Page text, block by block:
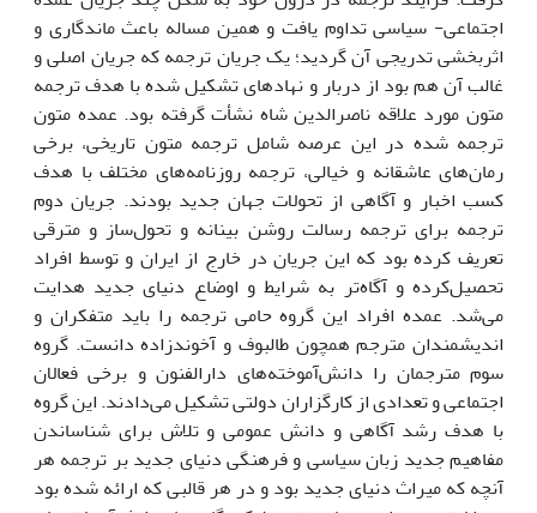
اجتماعی- سیاسی تداوم یافت و همین مساله باعث ماندگاری و
اثربخشی تدریجی آن گردید؛ یک جریان ترجمه که جریان اصلی و
غالب آن هم بود از دربار و نهادهای تشکیل شده با هدف ترجمه
متون مورد علاقه ناصرالدین شاه نشأت گرفته بود. عمده متون
ترجمه شده در این عرصه شامل ترجمه­ متون تاریخی، برخی
رمان‌های عاشقانه و خیالی، ترجمه روزنامه‌های مختلف با هدف
کسب اخبار و آگاهی از تحولات جهان جدید بودند. جریان دوم
ترجمه برای ترجمه رسالت روشن بینانه و تحول‌ساز و مترقی
تعریف کرده بود که این جریان در خارج از ایران و توسط افراد
تحصیل‌کرده و آگاه‌تر به شرایط و اوضاع دنیای جدید هدایت
می‌شد. عمده افراد این گروه حامی ترجمه را باید متفکران و
اندیشمندان مترجم همچون طالبوف و آخوندزاده دانست. گروه
سوم مترجمان را دانش‌آموخته‌های دارالفنون و برخی فعالان
اجتماعی و تعدادی از کارگزاران دولتی تشکیل می‌دادند. این گروه
با هدف رشد آگاهی و دانش عمومی و تلاش برای شناساندن
مفاهیم جدید زبان سیاسی و فرهنگی دنیای جدید بر ترجمه هر
آنچه که میراث دنیای جدید بود و در هر قالبی که ارائه شده بود